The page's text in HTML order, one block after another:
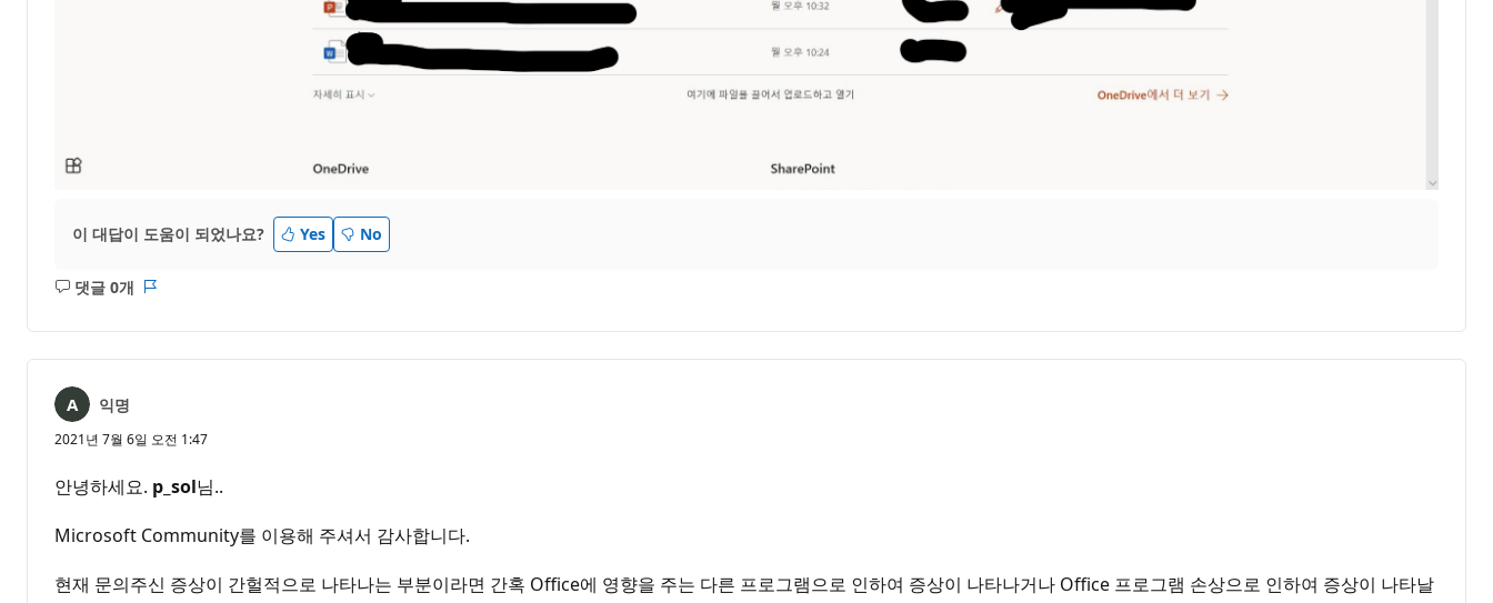
이 대답이 도움이 되었나요? Yes No
댓글 0개
설
음
익명
2021년 7월 6일 오전 1:47
안녕하세요. p_sol님..
Microsoft Community를 이용해 주셔서 감사합니다.
현재 문의주신 증상이 간헐적으로 나타나는 부분이라면 간혹 Office에 영향을 주는 다른 프로그램으로 인하여 증상이 나타나거나 Office 프로그램 손상으로 인하여 증상이 나타날